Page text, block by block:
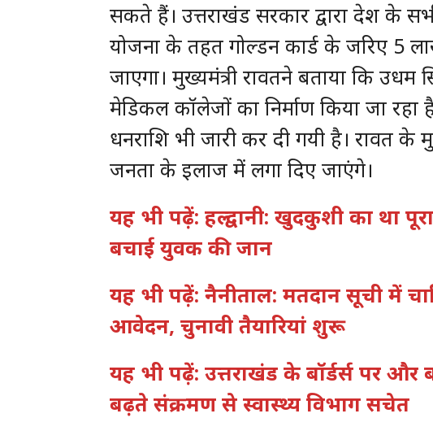
सकते हैं। उत्तराखंड सरकार द्वारा देश के
योजना के तहत गोल्डन कार्ड के जरिए 5
जाएगा। मुख्यमंत्री रावतने बताया कि उधम
मेडिकल कॉलेजों का निर्माण किया जा
धनराशि भी जारी कर दी गयी है। रावत
जनता के इलाज में लगा दिए जाएंगे।
यह भी पढ़ें: हल्द्वानी: खुदकुशी का था
बचाई युवक की जान
यह भी पढ़ें: नैनीताल: मतदान सूची में
आवेदन, चुनावी तैयारियां शुरू
यह भी पढ़ें: उत्तराखंड के बॉर्डर्स पर
बढ़ते संक्रमण से स्वास्थ्य विभाग सचेत